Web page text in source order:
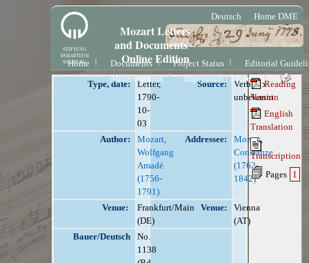
Deutsch Home DME
Mozart Letters
and Documents –
Online Edition
Home Documents Project Status
Editorial
Abbreviations
Impressum / License
Type, date:
Letter,
1790-
10-
03
Source:
Verbleib
unbekannt
Author:
Mozart,
Wolfgang
Amadé
(1756-
1791)
Addressee:
Mozart,
Constanze
(1762-
1842)
Venue:
Frankfurt/Main
(DE)
Venue:
Vienna
(AT)
Bauer/Deutsch
No.
1138
Reading
Version
English
Translation
Transcription
Pages 1